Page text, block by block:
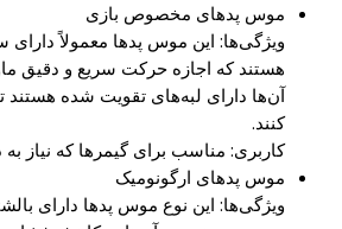
موس پدهای مخصوص بازی
ویژگی‌ها: این موس پدها معمولاً
هستند که اجازه حرکت سریع و دقیق
آن‌ها دارای لبه‌های تقویت شده هستند
کنند.
کاربری: مناسب برای گیمرها که نیاز
موس پدهای ارگونومیک
ویژگی‌ها: این نوع موس پدها دارای